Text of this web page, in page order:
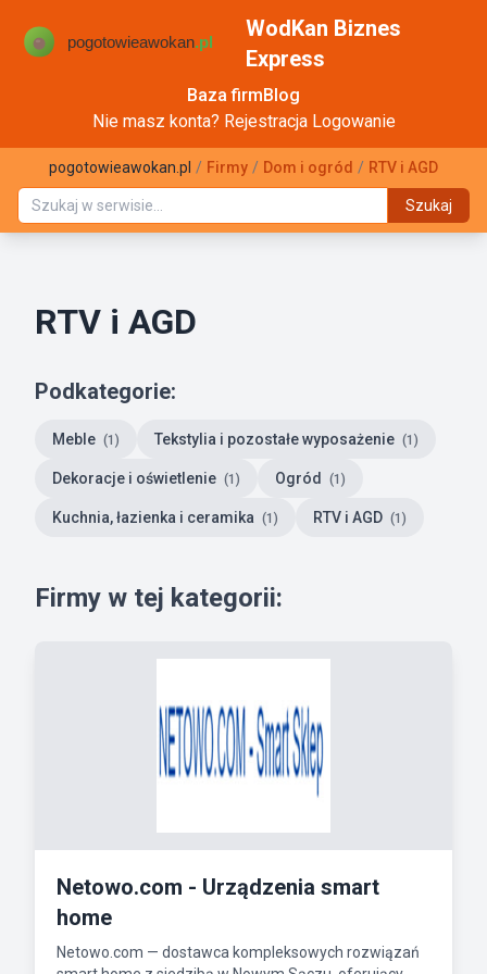
WodKan Biznes
Express
Baza firmBlog
Nie masz konta? Rejestracja Logowanie
pogotowieawokan.pl / Firmy / Dom i ogród / RTV i AGD
Szukaj
RTV i AGD
Podkategorie:
Meble (1) Tekstylia i pozostałe wyposażenie (1)
Dekoracje i oświetlenie (1) Ogród (1)
Kuchnia, łazienka i ceramika (1) RTV i AGD (1)
Firmy w tej kategorii:
Netowo.com - Urządzenia smart
home
Netowo.com — dostawca kompleksowych rozwiązań